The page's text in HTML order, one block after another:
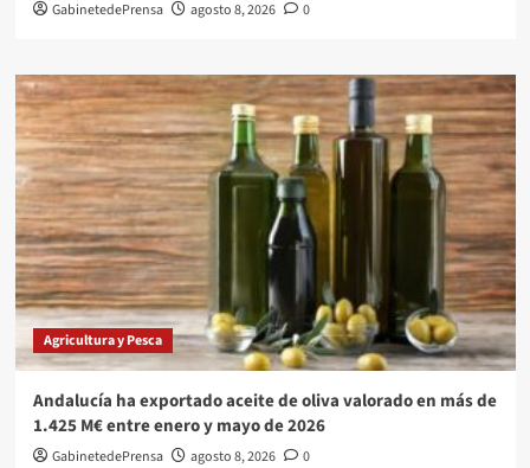
GabinetedePrensa agosto 8, 2026 0
Agricultura y Pesca
Andalucía ha exportado aceite de oliva valorado en más de
1.425 M€ entre enero y mayo de 2026
GabinetedePrensa agosto 8, 2026 0